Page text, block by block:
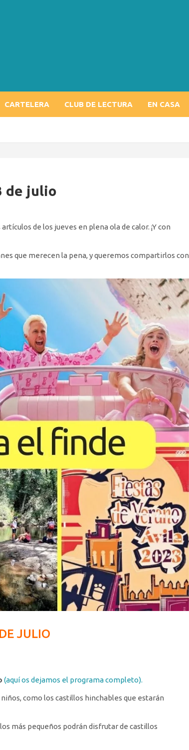
CARTELERA CLUB DE LECTURA EN CASA
de julio
de los jueves en plena ola de calor. ¡Y con
que merecen la pena, y queremos compartirlos con
JULIO
(aquí os dejamos el programa completo).
como los castillos hinchables que estarán
más pequeños podrán disfrutar de castillos